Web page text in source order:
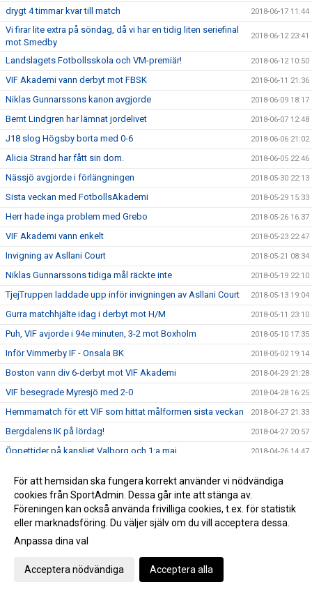
drygt 4 timmar kvar till match 2018-06-17 11:44
Vi firar lite extra på söndag, då vi har en tidig liten seriefinal
mot Smedby
2018-06-12 23:41
Landslagets Fotbollsskola och VM-premiär! 2018-06-12 10:50
VIF Akademi vann derbyt mot FBSK 2018-06-11 21:36
Niklas Gunnarssons kanon avgjorde 2018-06-09 18:17
Bernt Lindgren har lämnat jordelivet 2018-06-07 12:48
J18 slog Högsby borta med 0-6 2018-06-06 21:02
Alicia Strand har fått sin dom. 2018-06-05 22:46
Nässjö avgjorde i förlängningen 2018-05-30 22:13
Sista veckan med FotbollsAkademi 2018-05-29 15:33
Herr hade inga problem med Grebo 2018-05-26 16:37
VIF Akademi vann enkelt 2018-05-23 22:47
Invigning av Asllani Court 2018-05-21 08:34
Niklas Gunnarssons tidiga mål räckte inte 2018-05-19 22:10
TjejTruppen laddade upp inför invigningen av Asllani Court 2018-05-13 19:04
Gurra matchhjälte idag i derbyt mot H/M 2018-05-11 23:10
Puh, VIF avjorde i 94e minuten, 3-2 mot Boxholm 2018-05-10 17:35
Inför Vimmerby IF - Onsala BK 2018-05-02 19:14
Boston vann div 6-derbyt mot VIF Akademi 2018-04-29 21:28
VIF besegrade Myresjö med 2-0 2018-04-28 16:25
Hemmamatch för ett VIF som hittat målformen sista veckan 2018-04-27 21:33
Bergdalens IK på lördag! 2018-04-27 20:57
Öppettider på kansliet Valborg och 1:a maj 2018-04-26 14:47
Herr vände ett 1-0 underläge till storseger 1-6
Dam tappade greppet i 2a och fick en försmädlig
uddamålförlust
2018-04-21 19:50
Landslagets Fotbollsskola 2018
Dam C gjorde ett rappt intryck ikväll
Ibra sköt in en poäng till VIF på stopptid
För att hemsidan ska fungera korrekt använder vi nödvändiga
cookies från SportAdmin. Dessa går inte att stänga av.
Föreningen kan också använda frivilliga cookies, t.ex. för statistik
eller marknadsföring. Du väljer själv om du vill acceptera dessa.
Anpassa dina val
Acceptera nödvändiga Acceptera alla